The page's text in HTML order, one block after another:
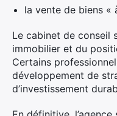
la vente de biens «
Le cabinet de conseil
immobilier et du
Certains
développement de
d’investissement